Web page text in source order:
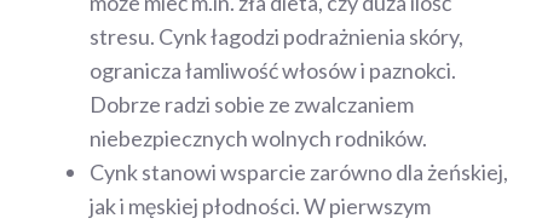
stresu. Cynk łagodzi podrażnienia skóry,
ogranicza łamliwość włosów i paznokci.
Dobrze radzi sobie ze zwalczaniem
niebezpiecznych wolnych rodników.
Cynk stanowi wsparcie zarówno dla żeńskiej,
jak i męskiej płodności. W pierwszym